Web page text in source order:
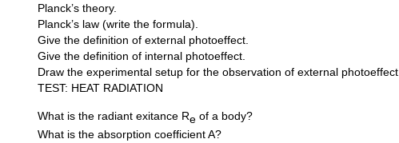
Planck’s theory.
Planck’s law (write the formula).
Give the definition of external photoeffect.
Give the definition of internal photoeffect.
Draw the experimental setup for the observation of external photoeffect.
TEST: HEAT RADIATION
What is the radiant exitance Re of a body?
What is the absorption coefficient A?